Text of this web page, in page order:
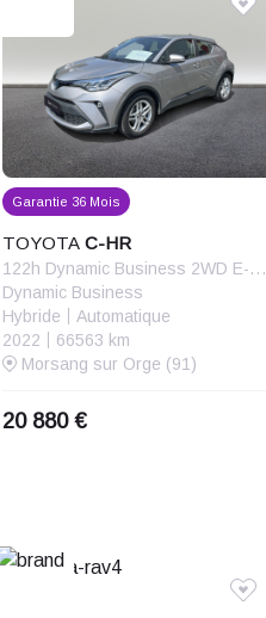
Garantie 36 Mois
TOYOTA C-HR
122h Dynamic Business 2WD E-CVT + Programme Beyond Zero Academy MY20
Dynamic Business
Hybride
Automatique
2022
66563 km
Morsang sur Orge (91)
20 880 €